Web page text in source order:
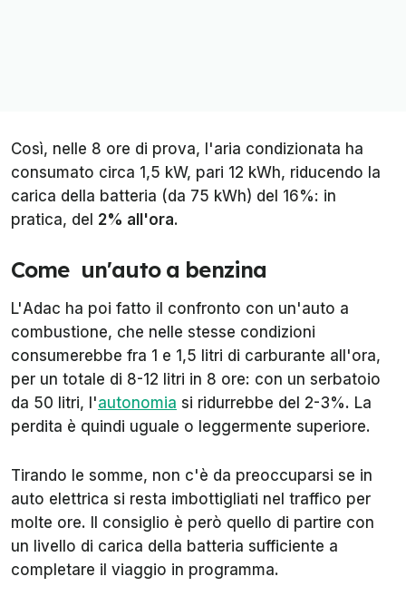
Così, nelle 8 ore di prova, l'aria condizionata ha
consumato circa 1,5 kW, pari 12 kWh, riducendo la
carica della batteria (da 75 kWh) del 16%: in
pratica, del 2% all'ora.
Come un'auto a benzina
L'Adac ha poi fatto il confronto con un'auto a
combustione, che nelle stesse condizioni
consumerebbe fra 1 e 1,5 litri di carburante all'ora,
per un totale di 8-12 litri in 8 ore: con un serbatoio
da 50 litri, l'autonomia si ridurrebbe del 2-3%. La
perdita è quindi uguale o leggermente superiore.
Tirando le somme, non c'è da preoccuparsi se in
auto elettrica si resta imbottigliati nel traffico per
molte ore. Il consiglio è però quello di partire con
un livello di carica della batteria sufficiente a
completare il viaggio in programma.